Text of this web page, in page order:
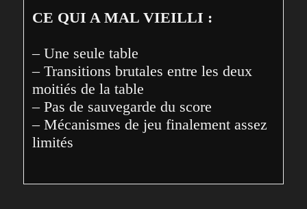
CE QUI A MAL VIEILLI :
– Une seule table
– Transitions brutales entre les deux
moitiés de la table
– Pas de sauvegarde du score
– Mécanismes de jeu finalement assez
limités